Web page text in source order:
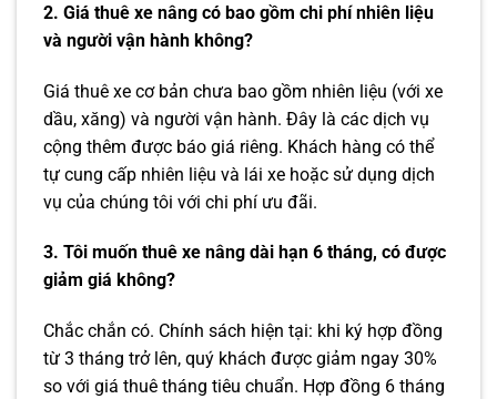
2. Giá thuê xe nâng có bao gồm chi phí nhiên liệu
và người vận hành không?
Giá thuê xe cơ bản chưa bao gồm nhiên liệu (với xe
dầu, xăng) và người vận hành. Đây là các dịch vụ
cộng thêm được báo giá riêng. Khách hàng có thể
tự cung cấp nhiên liệu và lái xe hoặc sử dụng dịch
vụ của chúng tôi với chi phí ưu đãi.
3. Tôi muốn thuê xe nâng dài hạn 6 tháng, có được
giảm giá không?
Chắc chắn có. Chính sách hiện tại: khi ký hợp đồng
từ 3 tháng trở lên, quý khách được giảm ngay 30%
so với giá thuê tháng tiêu chuẩn. Hợp đồng 6 tháng